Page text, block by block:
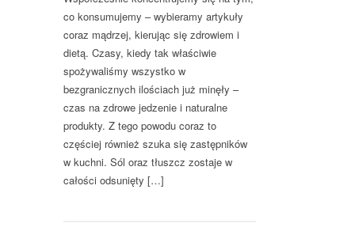
co konsumujemy – wybieramy artykuły
coraz mądrzej, kierując się zdrowiem i
dietą. Czasy, kiedy tak właściwie
spożywaliśmy wszystko w
bezgranicznych ilościach już minęły –
czas na zdrowe jedzenie i naturalne
produkty. Z tego powodu coraz to
częściej również szuka się zastępników
w kuchni. Sól oraz tłuszcz zostaje w
całości odsunięty […]